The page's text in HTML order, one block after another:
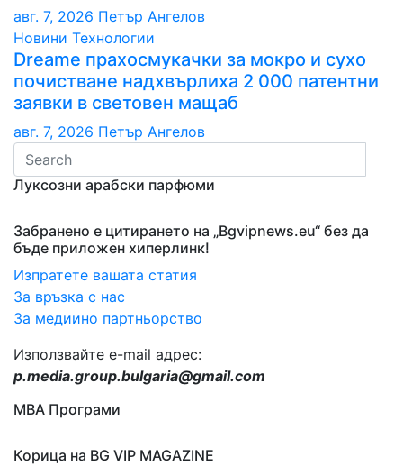
авг. 7, 2026 Петър Ангелов
Новини Технологии
Dreame прахосмукачки за мокро и сухо
почистване надхвърлиха 2 000 патентни
заявки в световен мащаб
авг. 7, 2026 Петър Ангелов
Луксозни арабски парфюми
Забранено е цитирането на „Bgvipnews.eu“ без да
бъде приложен хиперлинк!
Изпратете вашата статия
За връзка с нас
За медиино партньорство
Използвайте e-mail адрес:
p.media.group.bulgaria@gmail.com
МВА Програми
Корица на BG VIP MAGAZINE